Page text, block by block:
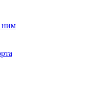
ним